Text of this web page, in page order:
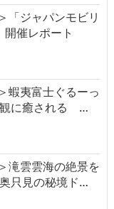
「ジャパンモビリ
催レポート
蝦夷富士ぐるーっ
観に癒される …
滝雲雲海の絶景を
只見の秘境ド…